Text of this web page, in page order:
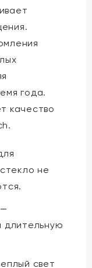
года.
качество
не
длительную
свет